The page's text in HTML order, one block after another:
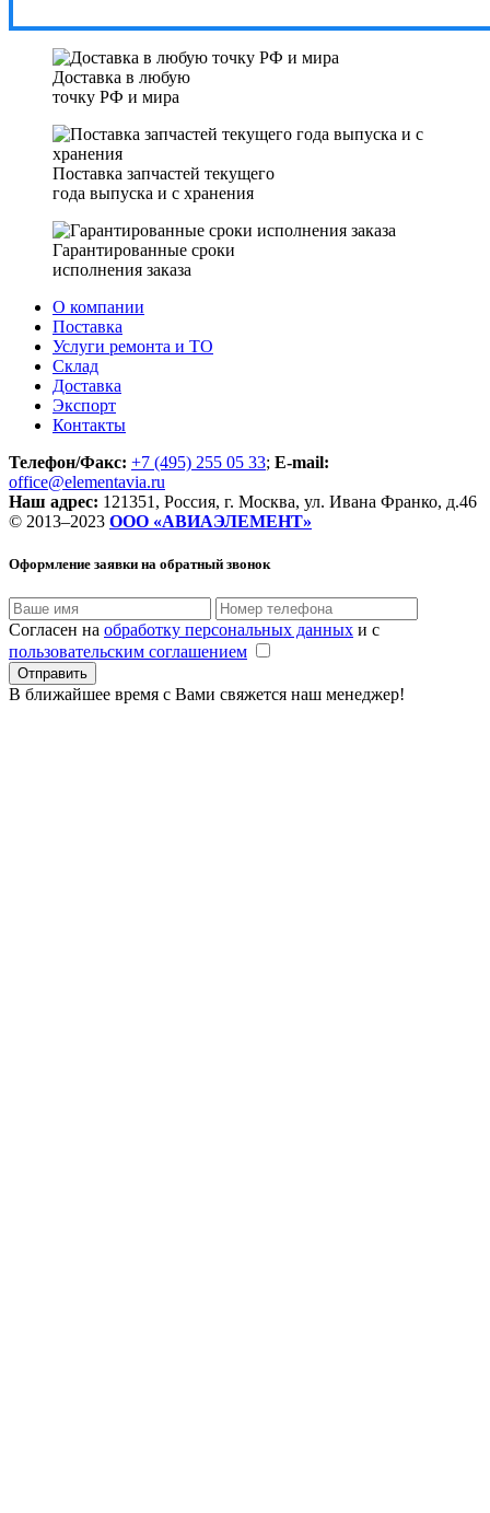
Доставка в любую
точку РФ и мира
Поставка запчастей текущего
года выпуска и с хранения
Гарантированные сроки
исполнения заказа
О компании
Поставка
Услуги ремонта и ТО
Склад
Доставка
Экспорт
Контакты
Телефон/Факс: +7 (495) 255 05 33; E-mail:
office@elementavia.ru
Наш адрес: 121351, Россия, г. Москва, ул. Ивана Франко, д.46
© 2013–2023 ООО «АВИАЭЛЕМЕНТ»
Оформление заявки на обратный звонок
Согласен на обработку персональных данных и с
пользовательским соглашением
В ближайшее время с Вами свяжется наш менеджер!